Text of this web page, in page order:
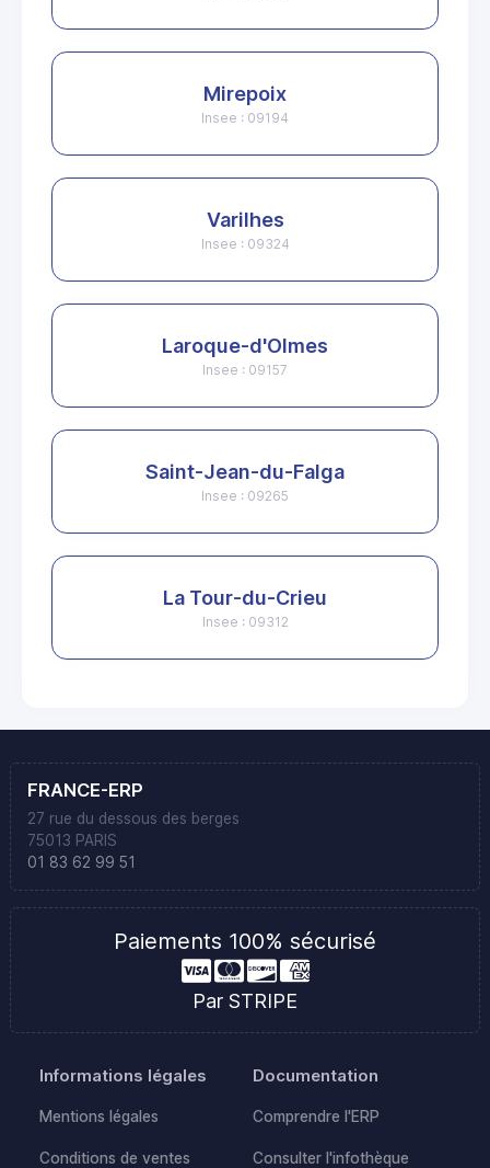
Mirepoix
Insee : 09194
Varilhes
Insee : 09324
Laroque-d'Olmes
Insee : 09157
Saint-Jean-du-Falga
Insee : 09265
La Tour-du-Crieu
Insee : 09312
FRANCE-ERP
27 rue du dessous des berges
75013 PARIS
01 83 62 99 51
Paiements 100% sécurisé
Par STRIPE
Informations légales
Mentions légales
Conditions de ventes
Documentation
Comprendre l'ERP
Consulter l'infothèque